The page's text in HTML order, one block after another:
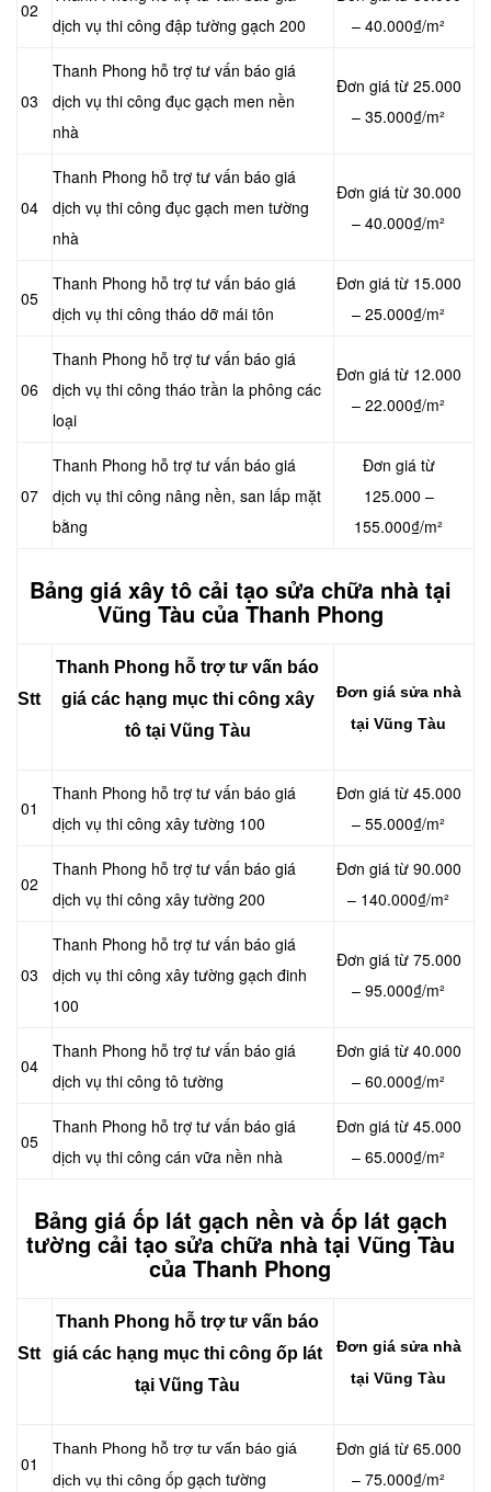
02
dịch vụ thi công đập tường gạch 200
– 40.000₫/m²
03
Thanh Phong hỗ trợ tư vấn báo giá
dịch vụ thi công đục gạch men nền
nhà
Đơn giá từ 25.000
– 35.000₫/m²
04
Thanh Phong hỗ trợ tư vấn báo giá
dịch vụ thi công đục gạch men tường
nhà
Đơn giá từ 30.000
– 40.000₫/m²
05
Thanh Phong hỗ trợ tư vấn báo giá
dịch vụ thi công tháo dỡ mái tôn
Đơn giá từ 15.000
– 25.000₫/m²
06
Thanh Phong hỗ trợ tư vấn báo giá
dịch vụ thi công tháo trần la phông các
loại
Đơn giá từ 12.000
– 22.000₫/m²
07
Thanh Phong hỗ trợ tư vấn báo giá
dịch vụ thi công nâng nền, san lấp mặt
bằng
Đơn giá từ
125.000 –
155.000₫/m²
Bảng giá xây tô cải tạo sửa chữa nhà tại
Vũng Tàu của Thanh Phong
Stt
Thanh Phong hỗ trợ tư vấn báo
giá các hạng mục thi công xây
tô tại Vũng Tàu
Đơn giá sửa nhà
tại Vũng Tàu
01
Thanh Phong hỗ trợ tư vấn báo giá
dịch vụ thi công xây tường 100
Đơn giá từ 45.000
– 55.000₫/m²
02
Thanh Phong hỗ trợ tư vấn báo giá
dịch vụ thi công xây tường 200
Đơn giá từ 90.000
– 140.000₫/m²
03
Thanh Phong hỗ trợ tư vấn báo giá
dịch vụ thi công xây tường gạch đinh
100
Đơn giá từ 75.000
– 95.000₫/m²
04
Thanh Phong hỗ trợ tư vấn báo giá
dịch vụ thi công tô tường
Đơn giá từ 40.000
– 60.000₫/m²
05
Thanh Phong hỗ trợ tư vấn báo giá
dịch vụ thi công cán vữa nền nhà
Đơn giá từ 45.000
– 65.000₫/m²
Bảng giá ốp lát gạch nền và ốp lát gạch
tường cải tạo sửa chữa nhà tại Vũng Tàu
của Thanh Phong
Stt
Thanh Phong hỗ trợ tư vấn báo
giá các hạng mục thi công ốp lát
tại Vũng Tàu
Đơn giá sửa nhà
tại Vũng Tàu
01
Thanh Phong hỗ trợ tư vấn báo giá
dịch vụ thi công ốp gạch tường
Đơn giá từ 65.000
– 75.000₫/m²